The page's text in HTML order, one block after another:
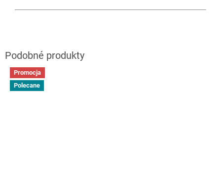
Promocja
Polecane